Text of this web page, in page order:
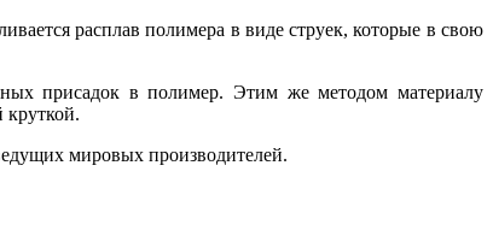
расплав полимера в виде струек, которые в свою
присадок в полимер. Этим же методом материалу
круткой.
мировых производителей.